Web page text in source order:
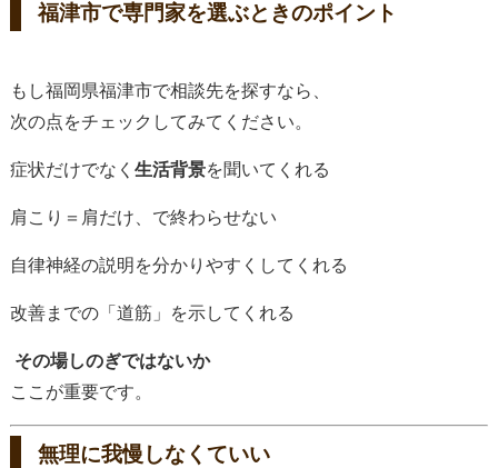
福津市で専門家を選ぶときのポイント
もし福岡県福津市で相談先を探すなら、
次の点をチェックしてみてください。
症状だけでなく 生活背景を聞いてくれる
肩こり＝肩だけ、で終わらせない
自律神経の説明を分かりやすくしてくれる
改善までの「道筋」を示してくれる
その場しのぎではないか
ここが重要です。
無理に我慢しなくていい